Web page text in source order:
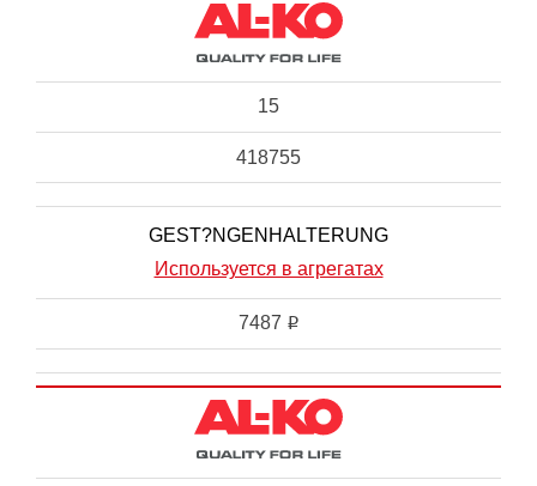
15
418755
GEST?NGENHALTERUNG
Используется в агрегатах
7487 i